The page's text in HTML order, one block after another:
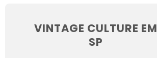
VINTAGE CULTURE EM
SP